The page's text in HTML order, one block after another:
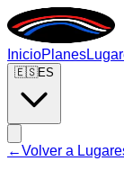
InicioPlanes
🇪🇸ES
←Volver a